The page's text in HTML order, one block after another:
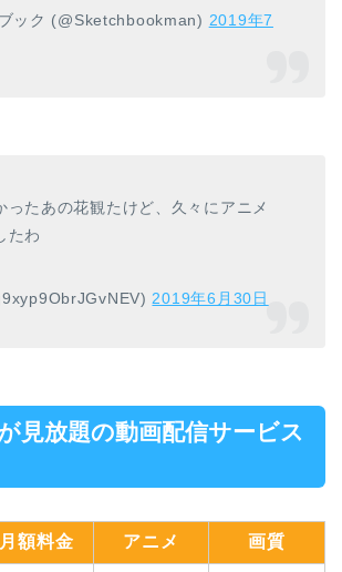
ック (@Sketchbookman) 2019年7
ったあの花観たけど、久々にアニメ
たわ
2019年6月30日
見放題の動画配信サービス
月額料金 アニメ 画質